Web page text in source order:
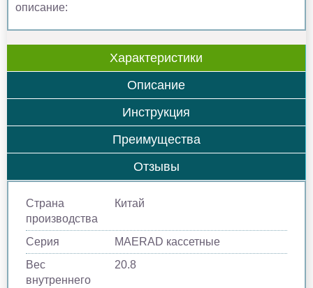
описание:
Характеристики
Описание
Инструкция
Преимущества
Отзывы
Страна
производства
Китай
Серия
MAERAD кассетные
Вес
внутреннего
20.8